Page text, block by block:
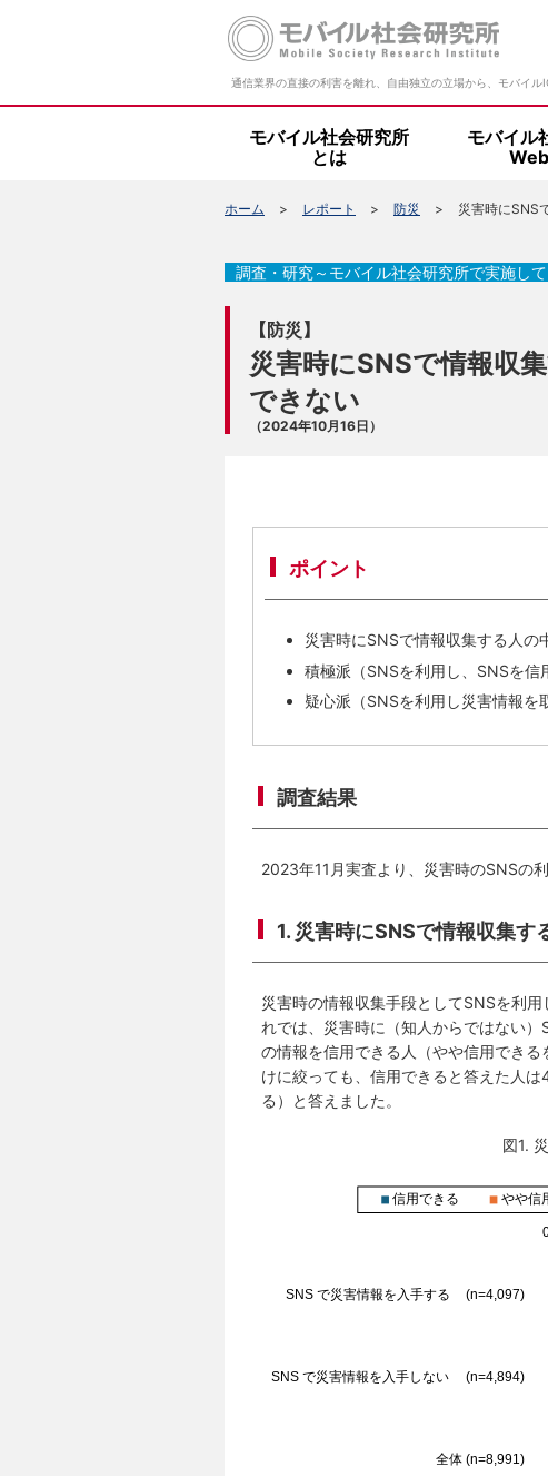
通信業界の直接の利害を離れ、自由独立の立場から、モバイ
モバイル社会研究所
とは
モバイル
ホーム レポート 防災 災害時にSNS
【防災】
災害時にSNSで情報収
できない
（2024年10月16日）
調査・研究～モバイル社会研究所で実施し
ポイント
災害時にSNSで情報収集する人の
積極派（SNSを利用し、SNSを信
疑心派（SNSを利用し災害情報を
調査結果
2023年11月実査より、災害時のSNSの
1. 災害時にSNSで情報収集
災害時の情報収集手段としてSNSを利
れでは、災害時に（知人からではない
の情報を信用できる人（やや信用でき
けに絞っても、信用できると答えた人
る）と答えました。
図1.